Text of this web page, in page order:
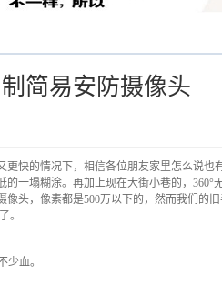
简易安防摄像头
更快的情况下，相信各位朋友家里怎么说也
一塌糊涂。再加上现在大街小巷的，360°
像头，像素都是500万以下的，然而我们的
。
少血。